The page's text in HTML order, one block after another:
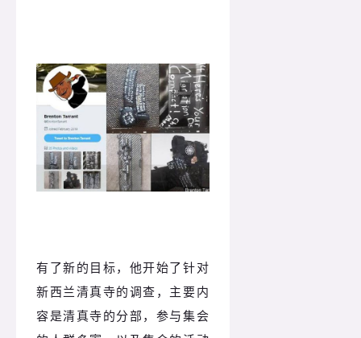
有了新的目标，他开始了针对
新西兰清真寺的调查，主要内
容是清真寺的分部，参与集会